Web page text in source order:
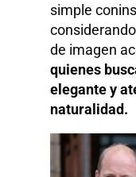
simple
de imagen
quienes
elegante y
naturalidad.